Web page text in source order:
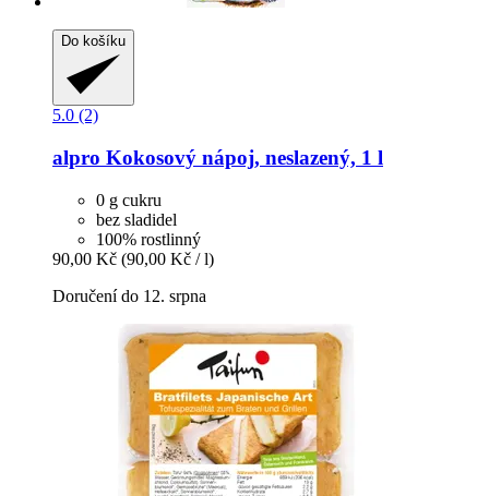
Do košíku
5.0 (2)
alpro Kokosový nápoj, neslazený, 1 l
0 g cukru
bez sladidel
100% rostlinný
90,00 Kč (90,00 Kč / l)
Doručení do 12. srpna